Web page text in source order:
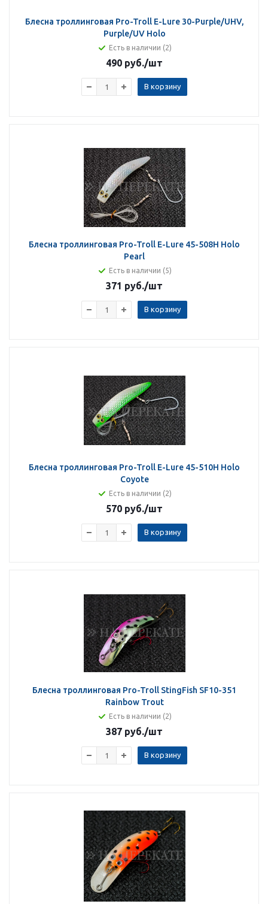
Блесна троллинговая Pro-Troll E-Lure 30-Purple/UHV,
Purple/UV Holo
Есть в наличии (2)
490 руб./шт
В корзину
Блесна троллинговая Pro-Troll E-Lure 45-508H Holo
Pearl
Есть в наличии (5)
371 руб./шт
В корзину
Блесна троллинговая Pro-Troll E-Lure 45-510H Holo
Coyote
Есть в наличии (2)
570 руб./шт
В корзину
Блесна троллинговая Pro-Troll StingFish SF10-351
Rainbow Trout
Есть в наличии (2)
387 руб./шт
В корзину